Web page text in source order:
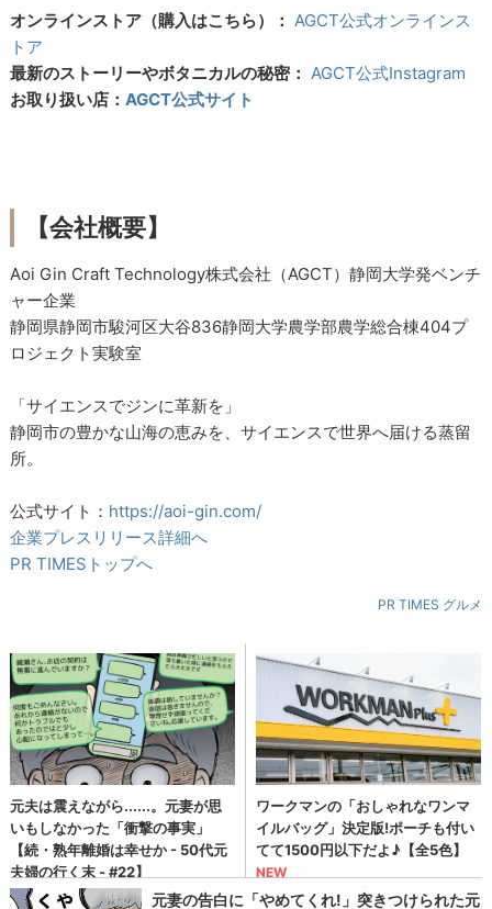
オンラインストア（購入はこちら）： AGCT公式オンラインス
トア
最新のストーリーやボタニカルの秘密： AGCT公式Instagram
お取り扱い店：AGCT公式サイト
【会社概要】
Aoi Gin Craft Technology株式会社（AGCT）静岡大学発ベンチ
ャー企業
静岡県静岡市駿河区大谷836静岡大学農学部農学総合棟404プ
ロジェクト実験室
「サイエンスでジンに革新を」
静岡市の豊かな山海の恵みを、サイエンスで世界へ届ける蒸留
所。
公式サイト： https://aoi-gin.com/
企業プレスリリース詳細へ
PR TIMESトップへ
PR TIMES グルメ